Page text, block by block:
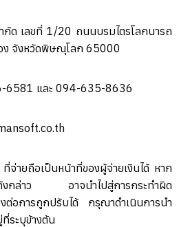
ด เลขที่ 1/20 ถนนบรมไตรโลกนารถ
อง จังหวัดพิษณุโลก 65000
6581 และ 094-635-8636
ายถือเป็นหน้าที่ของผู้จ่ายเงินได้ หาก
ดังกล่าว อาจนำไปสู่การกระทำผิด
ต่อการถูกปรับได้ กรุณาดำเนินการนำ
ระบุข้างต้น